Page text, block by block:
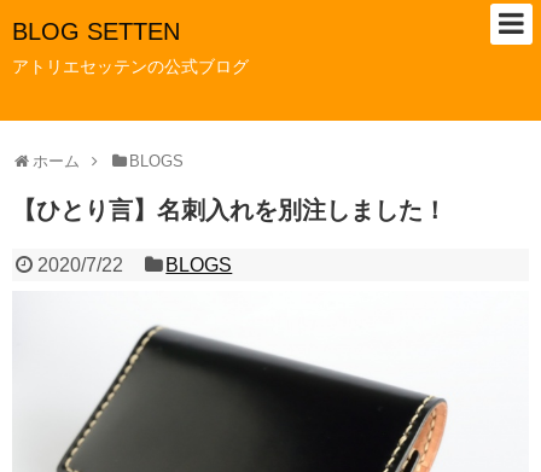
BLOG SETTEN
アトリエセッテンの公式ブログ
ホーム BLOGS
【ひとり言】名刺入れを別注しました！
2020/7/22 BLOGS